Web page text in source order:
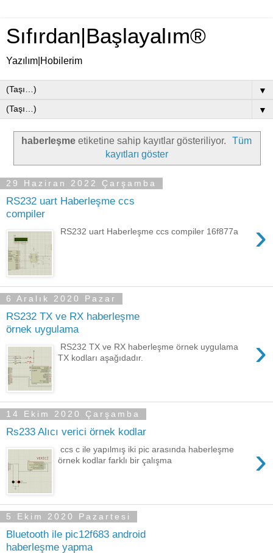
Sıfırdan|Başlayalım®
Yazılım|Hobilerim
▼
▼
haberleşmeetiketine sahip kayıtlar gösteriliyor.
Tüm
kayıtları göster
29 Haziran 2022 Çarşamba
RS232 uart Haberleşme ccs
compiler
›
RS232 uart Haberleşme ccs compiler 16f877a
6 Aralık 2020 Pazar
RS232 TX ve RX haberleşme
örnek uygulama
›
RS232 TX ve RX haberleşme örnek uygulama
TX kodları aşağıdadır.
14 Ekim 2020 Çarşamba
Rs233 Alıcı verici örnek kodlar
›
ccs c ile yapılmış iki pic arasında haberleşme
örnek kodlar farklı bir çalışma
5 Ekim 2020 Pazartesi
Bluetooth ile pic12f683 android
haberleşme yapma